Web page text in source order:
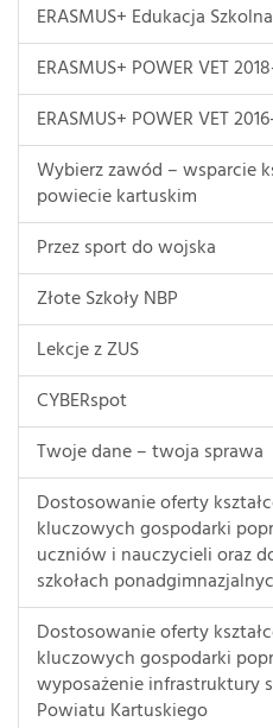
ERASMUS+ Edukacja Szkolna
ERASMUS+ POWER VET
ERASMUS+ POWER VET
Wybierz zawód – wsparcie
powiecie kartuskim
Przez sport do wojska
Złote Szkoły NBP
Lekcje z ZUS
CYBERspot
Twoje dane – twoja sprawa
Dostosowanie oferty
kluczowych gospodarki
uczniów i nauczycieli oraz
szkołach
Dostosowanie oferty
kluczowych gospodarki
wyposażenie infrastruktury
Powiatu Kartuskiego